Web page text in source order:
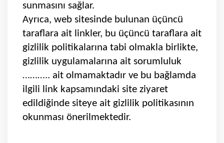
sunmasını sağlar.
Ayrıca, web sitesinde bulunan üçüncü
taraflara ait linkler, bu üçüncü taraflara ait
gizlilik politikalarına tabi olmakla birlikte,
gizlilik uygulamalarına ait sorumluluk
……….. ait olmamaktadır ve bu bağlamda
ilgili link kapsamındaki site ziyaret
edildiğinde siteye ait gizlilik politikasının
okunması önerilmektedir.